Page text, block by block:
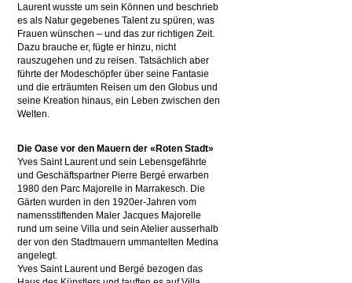
Laurent wusste um sein Können und beschrieb
es als Natur gegebenes Talent zu spüren, was
Frauen wünschen – und das zur richtigen Zeit.
Dazu brauche er, fügte er hinzu, nicht
rauszugehen und zu reisen. Tatsächlich aber
führte der Modeschöpfer über seine Fantasie
und die erträumten Reisen um den Globus und
seine Kreation hinaus, ein Leben zwischen den
Welten.
Die Oase vor den Mauern der «Roten Stadt»
Yves Saint Laurent und sein Lebensgefährte
und Geschäftspartner Pierre Bergé erwarben
1980 den Parc Majorelle in Marrakesch. Die
Gärten wurden in den 1920er-Jahren vom
namensstiftenden Maler Jacques Majorelle
rund um seine Villa und sein Atelier ausserhalb
der von den Stadtmauern ummantelten Medina
angelegt.
Yves Saint Laurent und Bergé bezogen das